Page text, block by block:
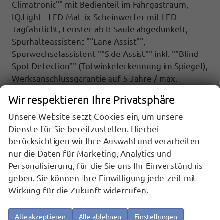
Climatronic"" mit Bedienteil im Fahrgastraum,
IQ.Light - LED-Matrix-Scheinwerfer mit LED-
Tagfahrlicht, Fenster ab B-Säule abgedunkelt,
Spurhalteassistent ""Lane Assist"",
Spurwechselassistent ""Side Assist"" inkl. ""Blind
Spot Detection"" (Totwinkelerkennung im Spiegel),
Werksanschlussgarantie auf 5 Jahre / max.
Komfort und Funktion : Digital Cockpit,
Fernlichtregulierung ""Dynamic Light Assist"", LED-
Rückleuchten, Innenspiegel automatisch
abblendbar, Regensensor, ""Coming Home"" und
""Leaving Home""-Funktion,
Multifunktionslederlenkrad mit Schaltwippen,
Schiebtüren links und rechts, Höhenverstellbare
Vordersitze, 3 Einzelsitze in Fahrtrichtung im
""Keyless Start"" (schlüsselloses Startsytem),
Wir respektieren Ihre Privatsphäre
Unsere Website setzt Cookies ein, um unsere
Dienste für Sie bereitzustellen. Hierbei
berücksichtigen wir Ihre Auswahl und verarbeiten
nur die Daten für Marketing, Analytics und
Personalisierung, für die Sie uns Ihr Einverständnis
geben. Sie können Ihre Einwilligung jederzeit mit
Wirkung für die Zukunft widerrufen.
Alle akzeptieren Alle ablehnen Einstellungen